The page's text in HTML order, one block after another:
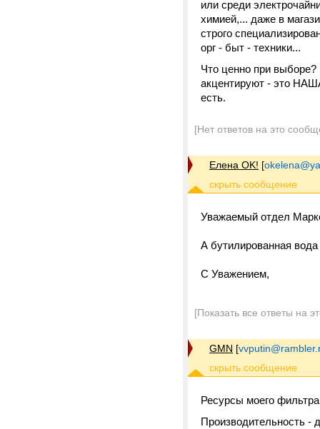
или среди
химией,... даже в
строго
орг - быт - техники...
Что ценно при выборе?
акцентируют - это
есть.
[Нет ответов на это
Елена ОK! [
Уважаемый отдел
А бутилированная
С Уважением,
[Показать все ответы на
GMN [
Ресурсы моего
Производительность -